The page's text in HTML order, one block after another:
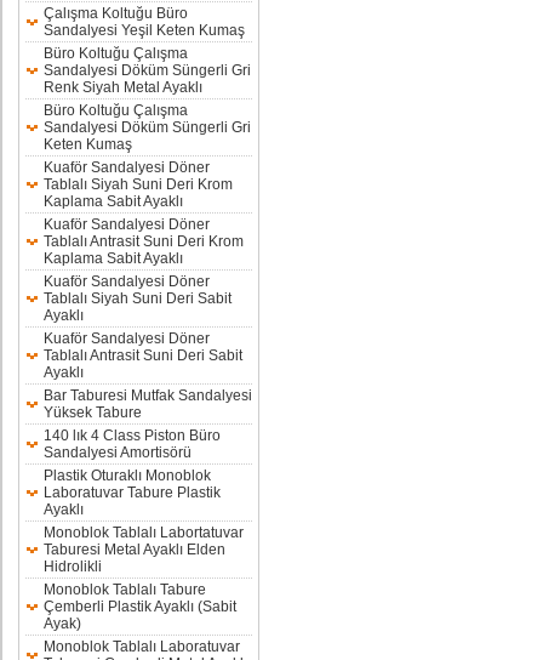
Çalışma Koltuğu Büro
Sandalyesi Yeşil Keten Kumaş
Büro Koltuğu Çalışma
Sandalyesi Döküm Süngerli Gri
Renk Siyah Metal Ayaklı
Büro Koltuğu Çalışma
Sandalyesi Döküm Süngerli Gri
Keten Kumaş
Kuaför Sandalyesi Döner
Tablalı Siyah Suni Deri Krom
Kaplama Sabit Ayaklı
Kuaför Sandalyesi Döner
Tablalı Antrasit Suni Deri Krom
Kaplama Sabit Ayaklı
Kuaför Sandalyesi Döner
Tablalı Siyah Suni Deri Sabit
Ayaklı
Kuaför Sandalyesi Döner
Tablalı Antrasit Suni Deri Sabit
Ayaklı
Bar Taburesi Mutfak Sandalyesi
Yüksek Tabure
140 lık 4 Class Piston Büro
Sandalyesi Amortisörü
Plastik Oturaklı Monoblok
Laboratuvar Tabure Plastik
Ayaklı
Monoblok Tablalı Labortatuvar
Taburesi Metal Ayaklı Elden
Hidrolikli
Monoblok Tablalı Tabure
Çemberli Plastik Ayaklı (Sabit
Ayak)
Monoblok Tablalı Laboratuvar